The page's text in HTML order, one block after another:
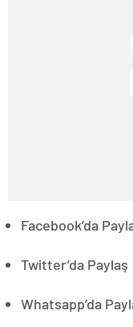
Facebook’da
Twitter’da Paylaş
Whatsapp’da